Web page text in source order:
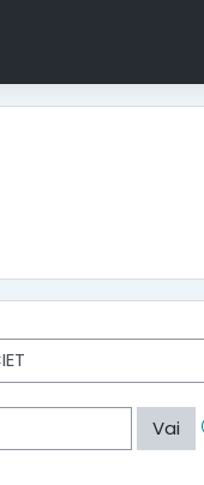
Vai